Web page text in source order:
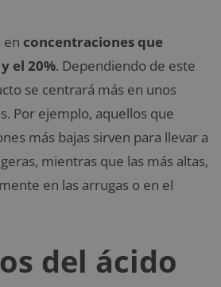
en concentraciones que
el 20%. Dependiendo de este
se centrará más en unos
Por ejemplo, aquellos que
más bajas sirven para llevar a
mientras que las más altas,
en las arrugas o en el
del ácido